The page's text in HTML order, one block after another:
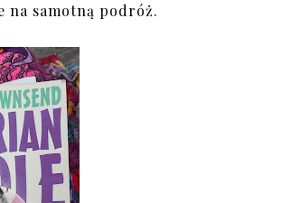
na samotną podróż.